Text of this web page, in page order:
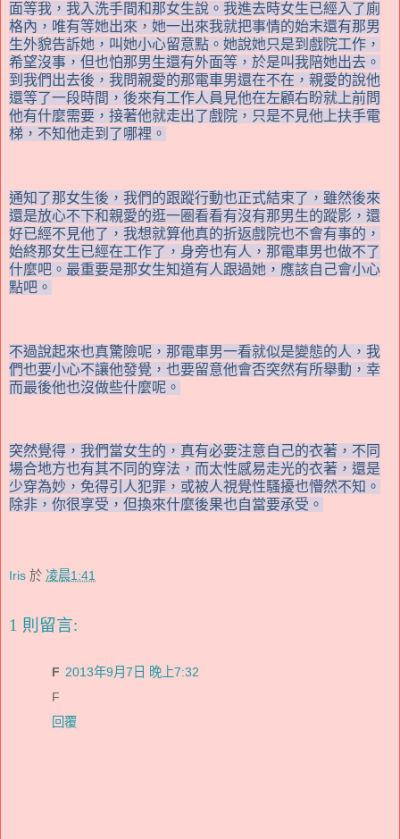
面等我，我入洗手間和那女生說。我進去時女生已經入了廁
格內，唯有等她出來，她一出來我就把事情的始末還有那男
生外貌告訴她，叫她小心留意點。她說她只是到戲院工作，
希望沒事，但也怕那男生還有外面等，於是叫我陪她出去。
到我們出去後，我問親愛的那電車男還在不在，親愛的說他
還等了一段時間，後來有工作人員見他在左顧右盼就上前問
他有什麼需要，接著他就走出了戲院，只是不見他上扶手電
梯，不知他走到了哪裡。
通知了那女生後，我們的跟蹤行動也正式結束了，雖然後來
還是放心不下和親愛的逛一圈看看有沒有那男生的蹤影，還
好已經不見他了，我想就算他真的折返戲院也不會有事的，
始終那女生已經在工作了，身旁也有人，那電車男也做不了
什麼吧。最重要是那女生知道有人跟過她，應該自己會小心
點吧。
不過說起來也真驚險呢，那電車男一看就似是變態的人，我
們也要小心不讓他發覺，也要留意他會否突然有所舉動，幸
而最後他也沒做些什麼呢。
突然覺得，我們當女生的，真有必要注意自己的衣著，不同
場合地方也有其不同的穿法，而太性感易走光的衣著，還是
少穿為妙，免得引人犯罪，或被人視覺性騷擾也懵然不知。
除非，你很享受，但換來什麼後果也自當要承受。
Iris 於 凌晨1:41
1 則留言:
F 2013年9月7日 晚上7:32
F
回覆